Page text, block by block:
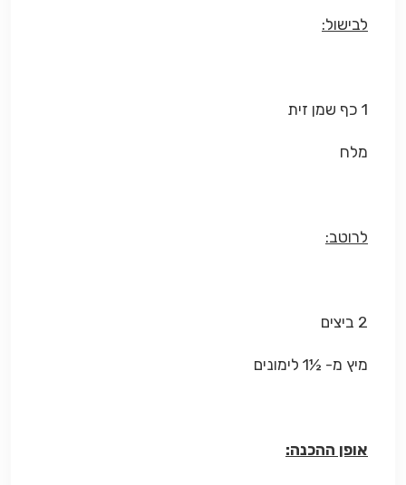
לבישול:
1 כף שמן זית
מלח
לרוטב:
2 ביצים
מיץ מ- ½1 לימונים
אופן ההכנה: